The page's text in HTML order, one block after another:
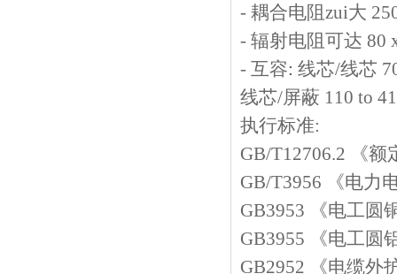
- 耦合电阻zui大
- 辐射电阻可达 80
- 互容: 线芯/线芯
线芯/屏蔽 110 to
执行标准:
GB/T12706.2
《
GB/T3956
《电力
GB3953
《电工圆
GB3955
《电工圆
GB2952
《电缆外